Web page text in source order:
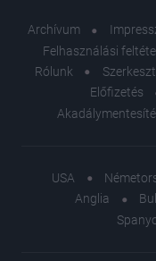
Archívum
Felhasználási
Rólunk
Előfizetés
USA
Anglia